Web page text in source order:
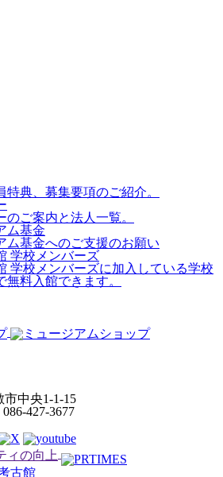
典、募集要項のご紹介。
ご案内と法人一覧。
ム基金
ム基金へのご支援のお願い
学校メンバーズ
学校メンバーズに加入している学校
料入館できます。
中央1-1-15
427-3677